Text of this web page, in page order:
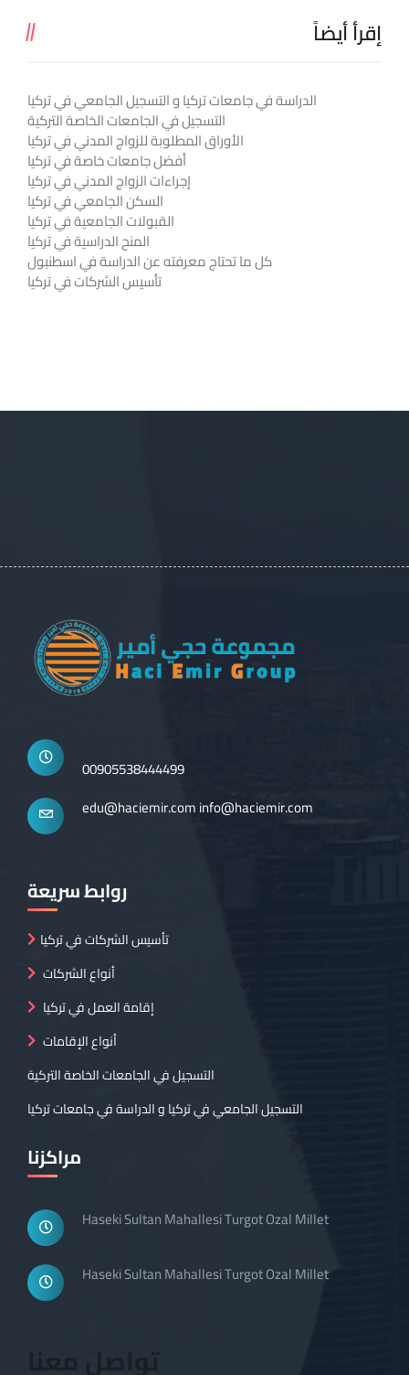
إقرأ أيضاً
الدراسة في جامعات تركيا و التسجيل الجامعي في تركيا
التسجيل في الجامعات الخاصة التركية
الأوراق المطلوبة للزواج المدني في تركيا
أفضل جامعات خاصة في تركيا
إجراءات الزواج المدني في تركيا
السكن الجامعي في تركيا
القبولات الجامعية في تركيا
المنح الدراسية في تركيا
كل ما تحتاج معرفته عن الدراسة في اسطنبول
تأسيس الشركات في تركيا
00905538444499
edu@haciemir.cominfo@haciemir.com
روابط سريعة
تأسيس الشركات في تركيا
أنواع الشركات
إقامة العمل في تركيا
أنواع الإقامات
التسجيل في الجامعات الخاصة التركية
التسجيل الجامعي في تركيا و الدراسة في جامعات تركيا
مراكزنا
Haseki Sultan Mahallesi Turgot Ozal Millet
Haseki Sultan Mahallesi Turgot Ozal Millet
تواصل معنا